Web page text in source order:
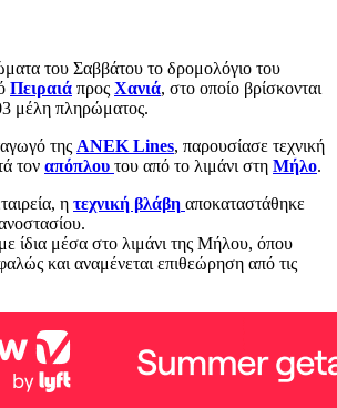
του Σαββάτου το δρομολόγιο του
Πειραιά προς Χανιά, στο οποίο βρίσκονται
μέλη πληρώματος.
της ANEK Lines, παρουσίασε τεχνική
τον απόπλου του από το λιμάνι στη Μήλο.
η τεχνική βλάβη αποκαταστάθηκε
ίδια μέσα στο λιμάνι της Μήλου, όπου
και αναμένεται επιθεώρηση από τις